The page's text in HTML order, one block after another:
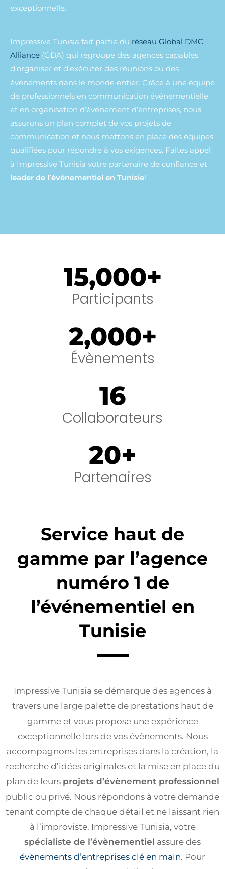
exceptionnelle.
Impressive Tunisia fait partie du réseau Global DMC
Alliance (GDA) qui regroupe des agences capables
d’organiser et d’exécuter des réunions ou des
événements dans le monde entier. Grâce à une équipe
de professionnels en communication événementielle
et en organisation d’événement d’entreprises, nous
assurons un plan complet de vos projets de
communication et nous mettons en place des équipes
qualifiées pour répondre à vos exigences. Faites appel
à Impressive Tunisia votre partenaire de confiance et
leader de l’événementiel en Tunisie!
15,000+
Participants
2,000+
Évènements
16
Collaborateurs
20+
Partenaires
Service haut de
gamme par l’agence
numéro 1 de
l’événementiel en
Tunisie
Impressive Tunisia se démarque des agences à
travers une large palette de prestations haut de
gamme et vous propose une expérience
exceptionnelle lors de vos évènements. Nous
accompagnons les entreprises dans la création, la
recherche d’idées originales et la mise en place du
plan de leurs projets d’évènement professionnel
public ou privé. Nous répondons à votre demande
tenant compte de chaque détail et ne laissant rien
à l’improviste. Impressive Tunisia, votre
spécialiste de l’évènementiel assure des
évènements d’entreprises clé en main. Pour